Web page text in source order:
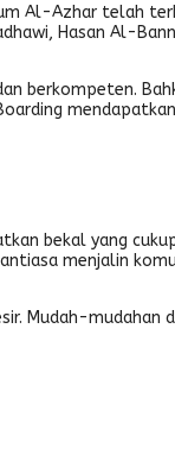
Al-Azhar telah
Hasan Al-
berkompeten.
bekal yang
menjalin
Mudah-mudahan